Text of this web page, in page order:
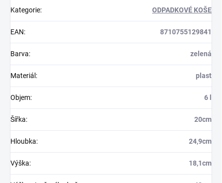
Kategorie: ODPADKOVÉ KOŠE
EAN: 8710755129841
Barva: zelená
Materiál : plast
Objem: 6 l
Šířka: 20cm
Hloubka: 24,9cm
Výška: 18,1cm